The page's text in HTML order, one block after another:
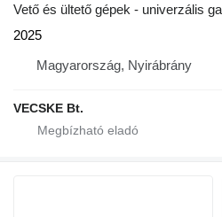
Vető és ültető gépek - univerzális
2025
Magyarország, Nyirábrány
VECSKE Bt.